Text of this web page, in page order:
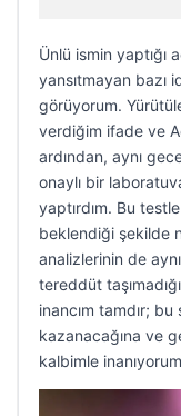
Ünlü ismin yaptığı
yansıtmayan bazı
görüyorum.
verdiğim ifade ve
ardından, aynı
onaylı bir
yaptırdım. Bu
beklendiği şekilde
analizlerinin de
tereddüt
inancım tamdır;
kazanacağına ve
kalbimle